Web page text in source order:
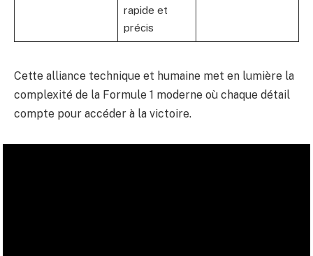
rapide et
précis
Cette alliance technique et humaine met en lumière la
complexité de la Formule 1 moderne où chaque détail
compte pour accéder à la victoire.